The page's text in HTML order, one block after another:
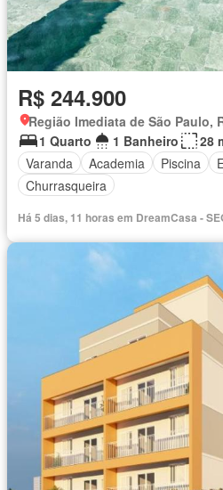
R$ 244.900
1 Quarto
1 Banheiro
28
Varanda
Academia Piscina
Churrasqueira
Há 5 dias, 11 horas em DreamCasa -